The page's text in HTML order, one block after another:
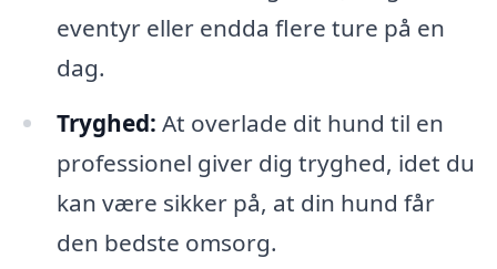
eventyr eller endda flere ture på en
dag.
Tryghed: At overlade dit hund til en
professionel giver dig tryghed, idet du
kan være sikker på, at din hund får
den bedste omsorg.